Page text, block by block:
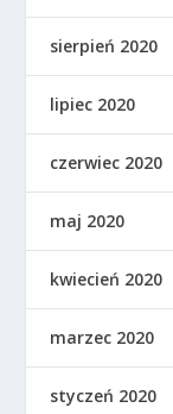
sierpień 2020
lipiec 2020
czerwiec 2020
maj 2020
kwiecień 2020
marzec 2020
styczeń 2020